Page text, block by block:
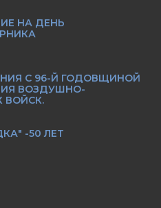
НА ДЕНЬ
С 96-Й ГОДОВЩИНОЙ
ВОЗДУШНО-
ВОЙСК.
-50 ЛЕТ